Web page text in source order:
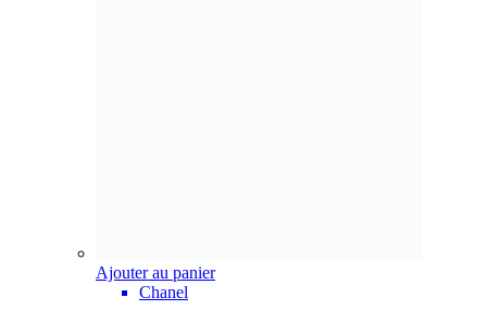
Ajouter au panier
Chanel